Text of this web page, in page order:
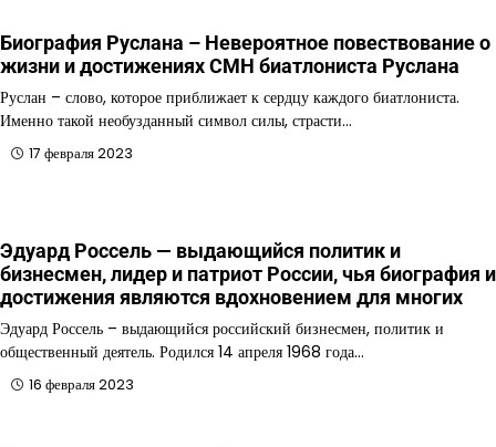
Биография Руслана – Невероятное повествование о
жизни и достижениях СМН биатлониста Руслана
Руслан – слово, которое приближает к сердцу каждого биатлониста.
Именно такой необузданный символ силы, страсти…
17 февраля 2023
Эдуард Россель — выдающийся политик и
бизнесмен, лидер и патриот России, чья биография и
достижения являются вдохновением для многих
Эдуард Россель – выдающийся российский бизнесмен, политик и
общественный деятель. Родился 14 апреля 1968 года…
16 февраля 2023